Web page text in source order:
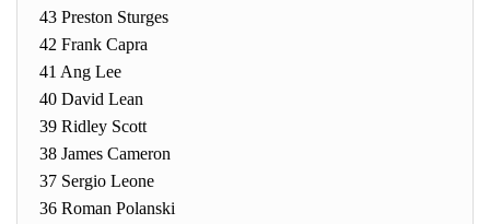
43 Preston Sturges
42 Frank Capra
41 Ang Lee
40 David Lean
39 Ridley Scott
38 James Cameron
37 Sergio Leone
36 Roman Polanski